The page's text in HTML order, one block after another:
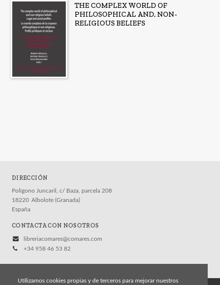
THE COMPLEX WORLD OF
PHILOSOPHICAL AND, NON-
RELIGIOUS BELIEFS
DIRECCIÓN
Polígono Juncaril, c/ Baza, parcela 208
18220 Albolote (Granada)
España
CONTACTA CON NOSOTROS
libreriacomares@comares.com
+34 958 46 53 82
Utilizamos cookies propias y de terceros para mejorar nuestros